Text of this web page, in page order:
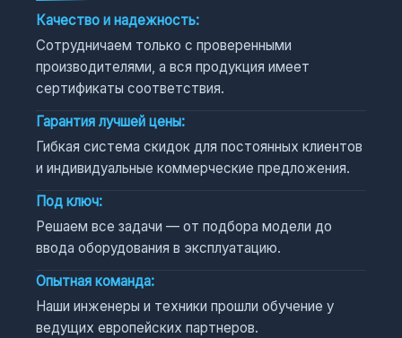
Качество и надежность:
Сотрудничаем только с проверенными
производителями, а вся продукция имеет
сертификаты соответствия.
Гарантия лучшей цены:
Гибкая система скидок для постоянных клиентов
и индивидуальные коммерческие предложения.
Под ключ:
Решаем все задачи — от подбора модели до
ввода оборудования в эксплуатацию.
Опытная команда:
Наши инженеры и техники прошли обучение у
ведущих европейских партнеров.